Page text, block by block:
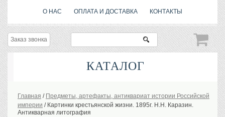
О НАС ОПЛАТА И ДОСТАВКА КОНТАКТЫ
Заказ звонка
КАТАЛОГ
История Российской империи. Обычаи
Главная / Предметы, артефакты, антиквариат истории Российской
империи / Картинки крестьянской жизни. 1895г. Н.Н. Каразин.
Антикварная литография